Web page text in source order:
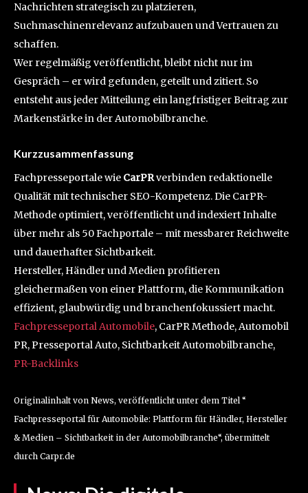
Nachrichten strategisch zu platzieren,
Suchmaschinenrelevanz aufzubauen und Vertrauen zu
schaffen.
Wer regelmäßig veröffentlicht, bleibt nicht nur im
Gespräch – er wird gefunden, geteilt und zitiert. So
entsteht aus jeder Mitteilung ein langfristiger Beitrag zur
Markenstärke in der Automobilbranche.
Kurzzusammenfassung
Fachpresseportale wie CarPRverbinden redaktionelle
Qualität mit technischer SEO-Kompetenz. Die CarPR-
Methode optimiert, veröffentlicht und indexiert Inhalte
über mehr als 50 Fachportale – mit messbarer Reichweite
und dauerhafter Sichtbarkeit.
Hersteller, Händler und Medien profitieren
gleichermaßen von einer Plattform, die Kommunikation
effizient, glaubwürdig und branchenfokussiert macht.
Fachpresseportal Automobile, CarPR Methode, Automobil
PR, Presseportal Auto, Sichtbarkeit Automobilbranche,
PR-Backlinks
Originalinhalt von News, veröffentlicht unter dem Titel “
Fachpresseportal für Automobile: Plattform für Händler, Hersteller
& Medien – Sichtbarkeit in der Automobilbranche“, übermittelt
durch Carpr.de